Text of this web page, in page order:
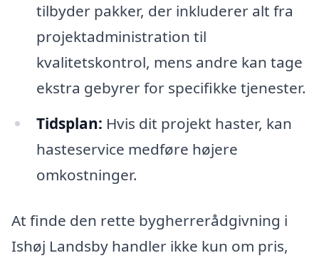
tilbyder pakker, der inkluderer alt fra
projektadministration til
kvalitetskontrol, mens andre kan tage
ekstra gebyrer for specifikke tjenester.
Tidsplan: Hvis dit projekt haster, kan
hasteservice medføre højere
omkostninger.
At finde den rette bygherrerådgivning i
Ishøj Landsby handler ikke kun om pris,